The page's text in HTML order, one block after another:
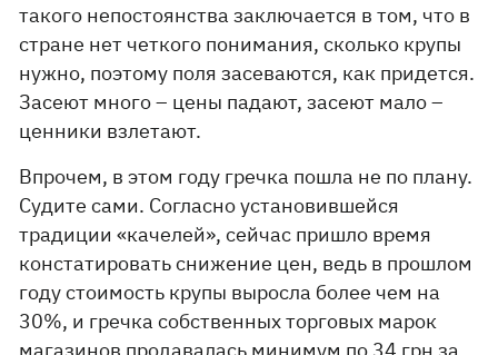
такого непостоянства заключается в том, что в
стране нет четкого понимания, сколько крупы
нужно, поэтому поля засеваются, как придется.
Засеют много – цены падают, засеют мало –
ценники взлетают.
Впрочем, в этом году гречка пошла не по плану.
Судите сами. Согласно установившейся
традиции «качелей», сейчас пришло время
констатировать снижение цен, ведь в прошлом
году стоимость крупы выросла более чем на
30%, и гречка собственных торговых марок